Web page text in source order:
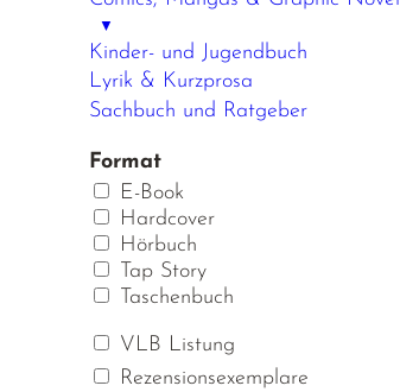
▼
Kinder- und Jugendbuch
Lyrik & Kurzprosa
Sachbuch und Ratgeber
Format
E-Book
Hardcover
Hörbuch
Tap Story
Taschenbuch
VLB Listung
Rezensionsexemplare